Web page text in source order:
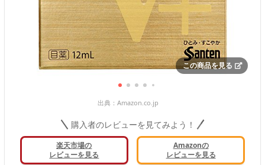
この商品を見る
出典： Amazon.co.jp
購入者のレビューを見てみよう！
楽天市場の
レビューを見る
Amazonの
レビューを見る